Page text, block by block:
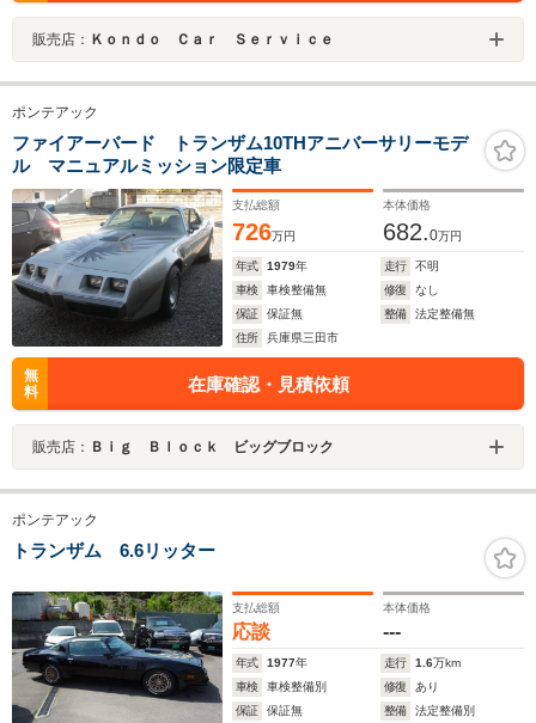
販売店： Ｋｏｎｄｏ Ｃａｒ Ｓｅｒｖｉｃｅ
ポンテアック
ファイアーバード トランザム10THアニバーサリーモデ
ル マニュアルミッション限定車
支払総額
726万円
本体価格
682.0万円
年式 1979年 走行
不明
車検
車検整備無 修復
なし
保証
保証無 整備
法定整備無
住所
兵庫県三田市
無
料
在庫確認・見積依頼
販売店： Ｂｉｇ Ｂｌｏｃｋ ビッグブロック
ポンテアック
トランザム 6.6リッター
支払総額
応談
本体価格
---
年式 1977年 走行 1.6万km
車検
車検整備別 修復
あり
保証
保証無 整備
法定整備別